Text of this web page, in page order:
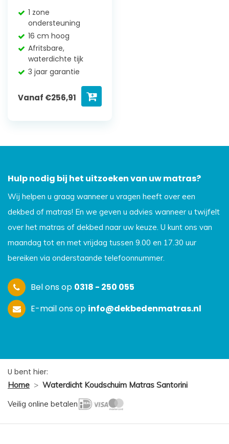
1 zone
ondersteuning
16 cm hoog
Afritsbare,
waterdichte tijk
3 jaar garantie
Vanaf €256,91
Hulp nodig bij het uitzoeken van uw matras?
Wij helpen u graag wanneer u vragen heeft over een
dekbed of matras! En we geven u advies wanneer u twijfelt
over het matras of dekbed naar uw keuze. U kunt ons van
maandag tot en met vrijdag tussen 9.00 en 17.30 uur
bereiken via onderstaande telefoonnummer.
Bel ons op 0318 - 250 055
E-mail ons op info@dekbedenmatras.nl
U bent hier:
Home > Waterdicht Koudschuim Matras Santorini
Veilig online betalen